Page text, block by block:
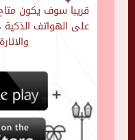
قريبا سوف يكون
على الهواتف الذكية